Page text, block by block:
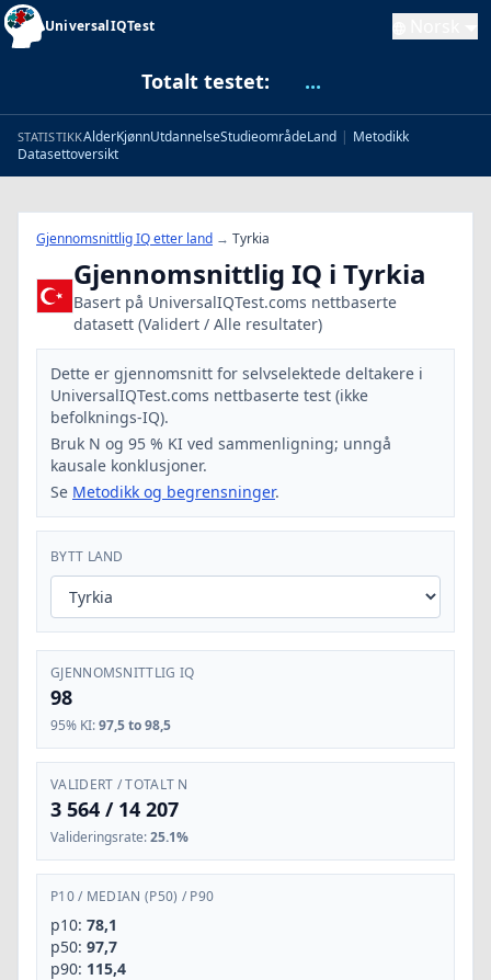
UniversalIQTest
Totalt testet: ...
STATISTIKKAlderKjønnUtdannelseStudieområdeLand | Metodikk
Datasettoversikt
Gjennomsnittlig IQ etter land → Tyrkia
Gjennomsnittlig IQ i Tyrkia
Basert på UniversalIQTest.coms nettbaserte
datasett (Validert / Alle resultater)
Dette er gjennomsnitt for selvselektede deltakere i
UniversalIQTest.coms nettbaserte test (ikke
befolknings-IQ).
Bruk N og 95 % KI ved sammenligning; unngå
kausale konklusjoner.
Se Metodikk og begrensninger.
BYTT LAND
GJENNOMSNITTLIG IQ
98
95% KI:97,5 to 98,5
VALIDERT / TOTALT N
3 564 / 14 207
Valideringsrate:25.1%
P10/ MEDIAN (P50) / P90
p10: 78,1
p50: 97,7
p90: 115,4